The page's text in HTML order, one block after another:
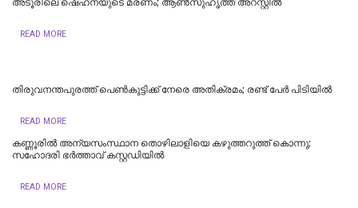
അടൂരിലെ ഷെഹ്‌നയുടെ മരണം; ആണ്‍സുഹൃത്ത് അറസ്റ്റില്‍
READ MORE
തിരുവനന്തപുരത്ത് പെൺകുട്ടിക്ക് നേരെ അതിക്രമം; രണ്ട് പേർ പിടിയിൽ
READ MORE
കണ്ണൂരിൽ അന്യസംസ്ഥാന തൊഴിലാളിയെ കഴുത്തറുത്ത് കൊന്നു;
സഹോദരി ഭർത്താവ് കസ്റ്റഡിയിൽ
READ MORE